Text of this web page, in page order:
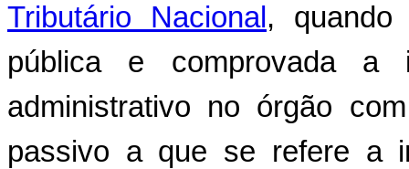
Tributário Nacional , quando
pública e comprovada a
administrativo no órgão
passivo a que se refere a